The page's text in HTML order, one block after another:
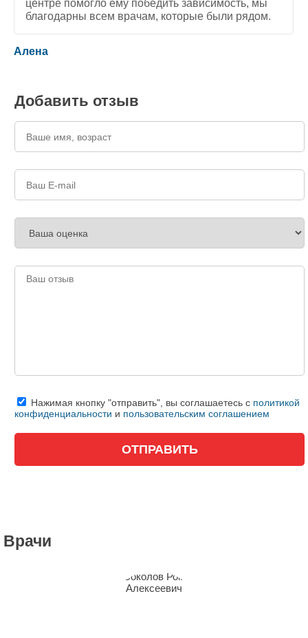
центре помогло ему победить зависимость, мы
благодарны всем врачам, которые были рядом.
Алена
Добавить отзыв
Нажимая кнопку "отправить", вы соглашаетесь с политикой
конфиденциальности и пользовательским соглашением
Врачи